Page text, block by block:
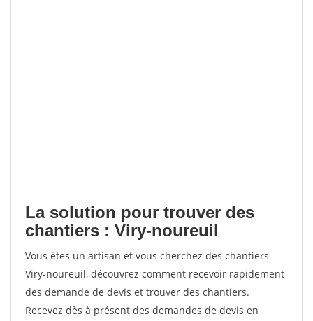
La solution pour trouver des
chantiers : Viry-noureuil
Vous êtes un artisan et vous cherchez des chantiers
Viry-noureuil, découvrez comment recevoir rapidement
des demande de devis et trouver des chantiers.
Recevez dès à présent des demandes de devis en